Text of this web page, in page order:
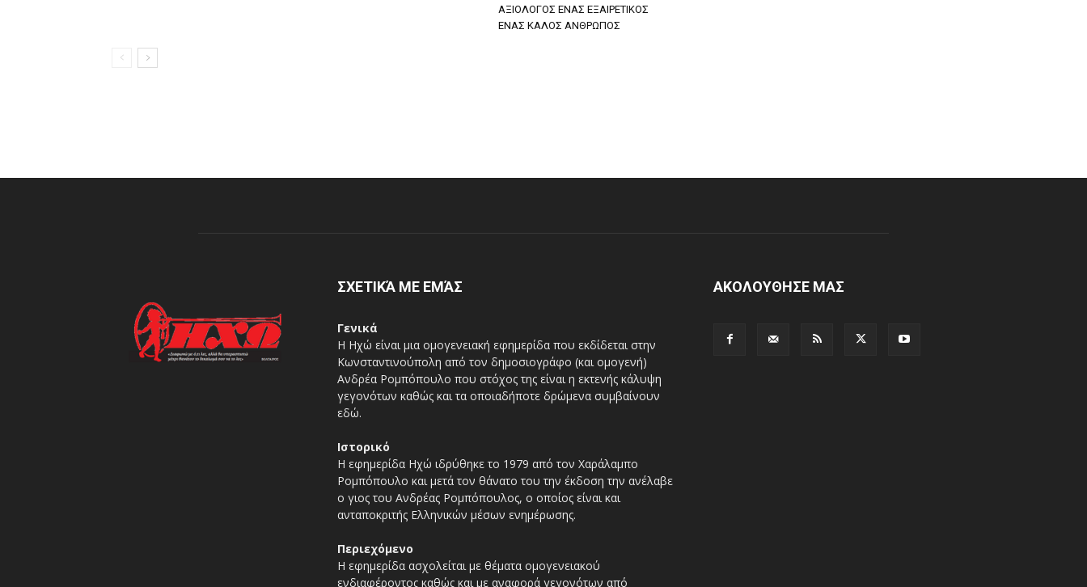
ΑΞΙΟΛΟΓΟΣ ΕΝΑΣ ΕΞΑΙΡΕΤΙΚΟΣ
ΕΝΑΣ ΚΑΛΟΣ ΑΝΘΡΩΠΟΣ
ΣΧΕΤΙΚΆ ΜΕ ΕΜΆΣ
Γενικά
Η Ηχώ είναι μια ομογενειακή εφημερίδα που εκδίδεται στην
Κωνσταντινούπολη από τον δημοσιογράφο (και ομογενή)
Ανδρέα Ρομπόπουλο που στόχος της είναι η εκτενής κάλυψη
γεγονότων καθώς και τα οποιαδήποτε δρώμενα συμβαίνουν
εδώ.
Ιστορικό
Η εφημερίδα Ηχώ ιδρύθηκε το 1979 από τον Χαράλαμπο
Ρομπόπουλο και μετά τον θάνατο του την έκδοση την ανέλαβε
ο γιος του Ανδρέας Ρομπόπουλος, ο οποίος είναι και
ανταποκριτής Ελληνικών μέσων ενημέρωσης.
Περιεχόμενο
Η εφημερίδα ασχολείται με θέματα ομογενειακού
ενδιαφέροντος καθώς και με αναφορά γεγονότων από
ΑΚΟΛΟΥΘΗΣΕ ΜΑΣ